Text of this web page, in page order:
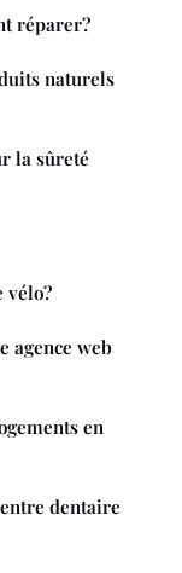
réparer?
naturels
la sûreté
vélo?
agence web
en
dentaire